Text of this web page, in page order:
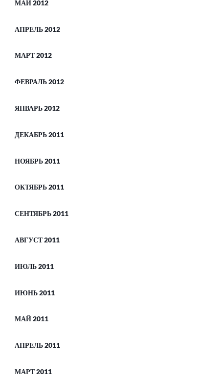
МАЙ 2012
АПРЕЛЬ 2012
МАРТ 2012
ФЕВРАЛЬ 2012
ЯНВАРЬ 2012
ДЕКАБРЬ 2011
НОЯБРЬ 2011
ОКТЯБРЬ 2011
СЕНТЯБРЬ 2011
АВГУСТ 2011
ИЮЛЬ 2011
ИЮНЬ 2011
МАЙ 2011
АПРЕЛЬ 2011
МАРТ 2011